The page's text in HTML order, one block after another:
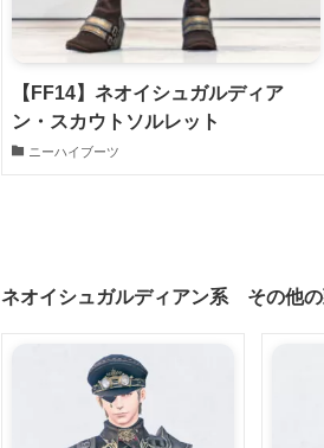
【FF14】ネオイシュガルディア
ン・スカウトソルレット
ニーハイブーツ
ネオイシュガルディアン系 その他